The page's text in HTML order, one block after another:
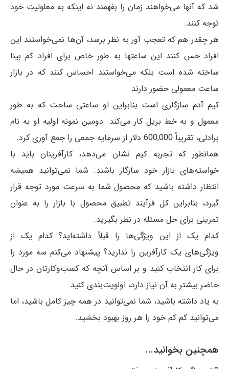
شد که آنها می‌خواهند زمان را بفهمند نه اینکه به معلولیت خود
توجه کنند.
هر چقدر هم که تعجب آور به نظر برسد، آن‌ها نمی‌خواستند این
افراد حس کنند این ساعتها به طور خاص برای افراد کم بینا
ساخته شده است بلکه می‌خواستند احساس کنند که در بازار
ساعت معمولی حضور دارند.
کیم آدم سازگاری است بنابراین او ساعتی ساخت که به طور
معمول و به خط بریل کار می‌کند. دومین نمونه اولیه او به نام
برادلی، تقریباً 600,000 دلار از سرمایه جمعی را جمع آوری کرد.
همانطور که تجربه کیم نشان می‌دهد، کارآفرینان باید با
خواسته‌های بازار خود سازگار باشند. شما نمی‌توانید همیشه
انتظار داشته باشید که محصول شما به سرعت مورد توجه قرار
گیرد، بنابراین کل فرآیند تطبیق محصول با بازار را به عنوان
تمرینی برای حل مسئله در نظر بگیرید.
کدام یک از این ویژگی‌ها را قبلاً داشته‌اید؟ کدام یک از
ویژگی‌های یک کارآفرین را ندارید؟ پیشنهاد می‌کنم سه مورد را
برای کار انتخاب کنید و بر اساس آنچه که کسب‌وکارتان در حال
حاضر بیشتر به آن نیاز دارد، اولویت‌بندی کنید.
به یاد داشته باشید، شما نمی‌توانید در همه چیز کامل باشید، اما
می‌توانید کم کم خود را هر روز بهبود بخشید.
همچنین بخوانید...